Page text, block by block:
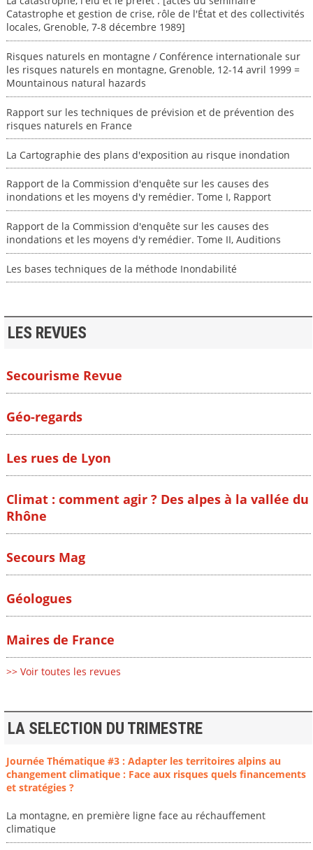
Catastrophe et gestion de crise, rôle de l'État et des collectivités
locales, Grenoble, 7-8 décembre 1989]
Risques naturels en montagne / Conférence internationale sur
les risques naturels en montagne, Grenoble, 12-14 avril 1999 =
Mountainous natural hazards
Rapport sur les techniques de prévision et de prévention des
risques naturels en France
La Cartographie des plans d'exposition au risque inondation
Rapport de la Commission d'enquête sur les causes des
inondations et les moyens d'y remédier. Tome I, Rapport
Rapport de la Commission d'enquête sur les causes des
inondations et les moyens d'y remédier. Tome II, Auditions
Les bases techniques de la méthode Inondabilité
LES REVUES
Secourisme Revue
Géo-regards
Les rues de Lyon
Climat : comment agir ? Des alpes à la vallée du
Rhône
Secours Mag
Géologues
Maires de France
>> Voir toutes les revues
LA SELECTION DU TRIMESTRE
Journée Thématique #3 : Adapter les territoires alpins au
changement climatique : Face aux risques quels financements
et stratégies ?
La montagne, en première ligne face au réchauffement
climatique